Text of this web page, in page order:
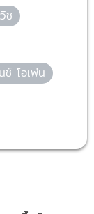
ช
ช์ โอเพ่น